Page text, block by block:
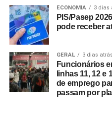
ECONOMIA 3 dias
PIS/Pasep
pode receber
GERAL 3 dias atrás
Funcionários
linhas 11, 12 e
de emprego
passam por